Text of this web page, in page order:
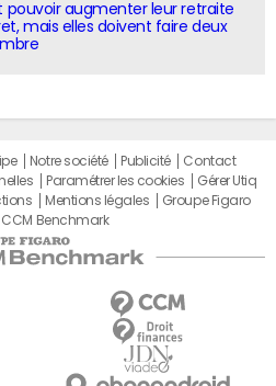
pouvoir augmenter leur retraite
mais elles doivent faire deux
Notre société Publicité
Contact
Paramétrer les cookies
Gérer Utiq
Mentions légales
Groupe Figaro
Benchmark